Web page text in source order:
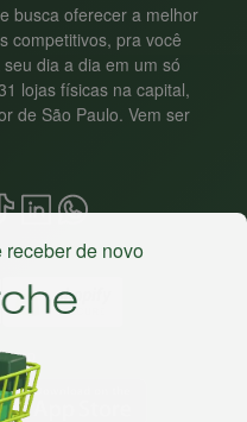
busca oferecer a melhor
competitivos, pra você
dia a dia em um só
lojas físicas na capital,
de São Paulo. Vem ser
app
receber de novo